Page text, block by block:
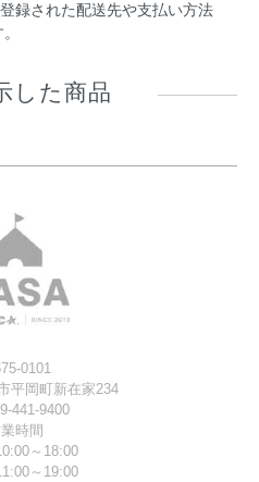
録された配送先や支払い方法
した商品
0101
平岡町新在家234
441-9400
時間
～18:00
～19:00